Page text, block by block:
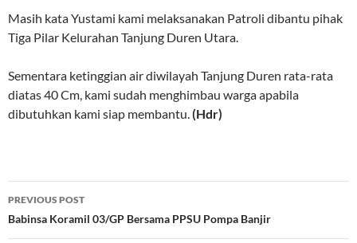
Masih kata Yustami kami melaksanakan Patroli dibantu pihak
Tiga Pilar Kelurahan Tanjung Duren Utara.
Sementara ketinggian air diwilayah Tanjung Duren rata-rata
diatas 40 Cm, kami sudah menghimbau warga apabila
dibutuhkan kami siap membantu.(Hdr)
Post
navigation
PREVIOUS POST
Babinsa Koramil 03/GP Bersama PPSU Pompa Banjir